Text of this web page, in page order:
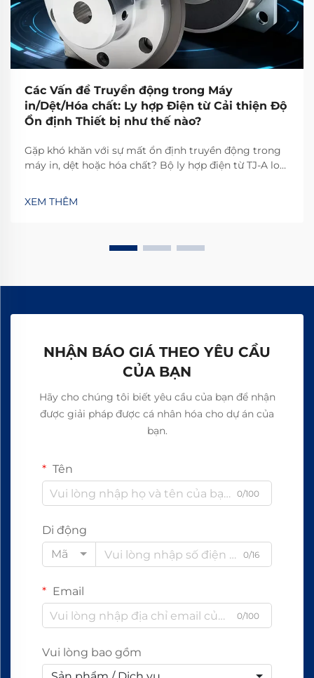
Các Vấn đề Truyền động trong Máy
in/Dệt/Hóa chất: Ly hợp Điện từ Cải thiện Độ
Ổn định Thiết bị như thế nào?
Gặp khó khăn với sự mất ổn định truyền động trong
máy in, dệt hoặc hóa chất? Bộ ly hợp điện từ TJ-A loại
bảo an toàn không chứa amiăng. Khám phá cách các
nhà sản xuất hàng đầu thế giới đạt độ tin cậy 99,8%—
XEM THÊM
NHẬN BÁO GIÁ THEO YÊU CẦU
CỦA BẠN
Hãy cho chúng tôi biết yêu cầu của bạn để nhận
được giải pháp được cá nhân hóa cho dự án của
bạn.
Tên
0/100
Di động
Mã
0/16
Email
0/100
Vui lòng bao gồm